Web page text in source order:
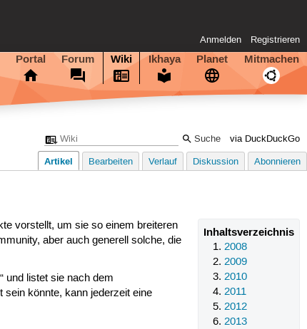
Anmelden Registrieren
Portal Forum Wiki Ikhaya Planet Mitmachen
via DuckDuckGo
Artikel Bearbeiten Verlauf Diskussion Abonnieren
Inhaltsverzeichnis
2008
2009
2010
2011
2012
2013
vorstellt, um sie so einem breiteren
aber auch generell solche, die
und listet sie nach dem
könnte, kann jederzeit eine